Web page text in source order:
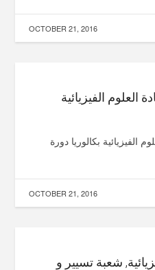
OCTOBER 21, 2016
الفيزيائية
الفيزيائية بكالوريا دورة
OCTOBER 21, 2016
شعبة تسيير و